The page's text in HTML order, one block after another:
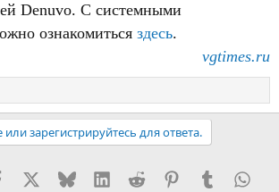
Denuvo. С системными
ознакомиться здесь.
vgtimes.ru
или зарегистрируйтесь для ответа.
FacebookX (Twitter)
BlueskyLinkedInReddit PinterestTumblr